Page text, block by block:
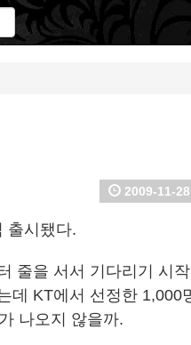
2009-11-
출시됐다.
줄을 서서 기다리기 시
KT에서 선정한 1,000
나오지 않을까.